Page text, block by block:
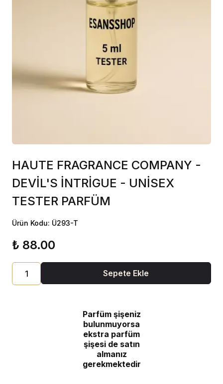
HAUTE FRAGRANCE COMPANY -
DEVİL'S İNTRİGUE - UNİSEX
TESTER PARFÜM
Ürün Kodu: Ü293-T
₺ 88.00
Sepete Ekle
Parfüm şişeniz
bulunmuyorsa
ekstra parfüm
şişesi de satın
almanız
gerekmektedir